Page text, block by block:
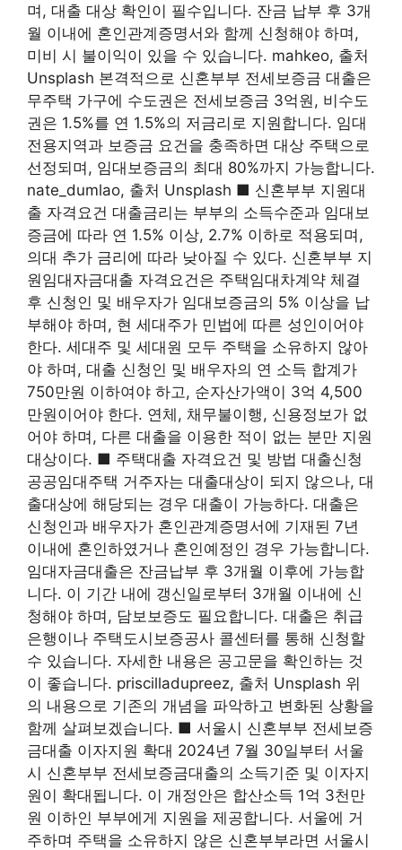
며, 대출 대상 확인이 필수입니다. 잔금 납부 후 3개
월 이내에 혼인관계증명서와 함께 신청해야 하며,
미비 시 불이익이 있을 수 있습니다. mahkeo, 출처
Unsplash 본격적으로 신혼부부 전세보증금 대출은
무주택 가구에 수도권은 전세보증금 3억원, 비수도
권은 1.5%를 연 1.5%의 저금리로 지원합니다. 임대
전용지역과 보증금 요건을 충족하면 대상 주택으로
선정되며, 임대보증금의 최대 80%까지 가능합니다.
nate_dumlao, 출처 Unsplash ■ 신혼부부 지원대
출 자격요건 대출금리는 부부의 소득수준과 임대보
증금에 따라 연 1.5% 이상, 2.7% 이하로 적용되며,
의대 추가 금리에 따라 낮아질 수 있다. 신혼부부 지
원임대자금대출 자격요건은 주택임대차계약 체결
후 신청인 및 배우자가 임대보증금의 5% 이상을 납
부해야 하며, 현 세대주가 민법에 따른 성인이어야
한다. 세대주 및 세대원 모두 주택을 소유하지 않아
야 하며, 대출 신청인 및 배우자의 연 소득 합계가
750만원 이하여야 하고, 순자산가액이 3억 4,500
만원이어야 한다. 연체, 채무불이행, 신용정보가 없
어야 하며, 다른 대출을 이용한 적이 없는 분만 지원
대상이다. ■ 주택대출 자격요건 및 방법 대출신청
공공임대주택 거주자는 대출대상이 되지 않으나, 대
출대상에 해당되는 경우 대출이 가능하다. 대출은
신청인과 배우자가 혼인관계증명서에 기재된 7년
이내에 혼인하였거나 혼인예정인 경우 가능합니다.
임대자금대출은 잔금납부 후 3개월 이후에 가능합
니다. 이 기간 내에 갱신일로부터 3개월 이내에 신
청해야 하며, 담보보증도 필요합니다. 대출은 취급
은행이나 주택도시보증공사 콜센터를 통해 신청할
수 있습니다. 자세한 내용은 공고문을 확인하는 것
이 좋습니다. priscilladupreez, 출처 Unsplash 위
의 내용으로 기존의 개념을 파악하고 변화된 상황을
함께 살펴보겠습니다. ■ 서울시 신혼부부 전세보증
금대출 이자지원 확대 2024년 7월 30일부터 서울
시 신혼부부 전세보증금대출의 소득기준 및 이자지
원이 확대됩니다. 이 개정안은 합산소득 1억 3천만
원 이하인 부부에게 지원을 제공합니다. 서울에 거
주하며 주택을 소유하지 않은 신혼부부라면 서울시